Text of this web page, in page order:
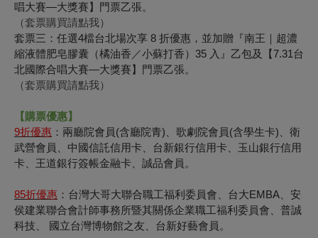
唱大賽—大獎賽】門票乙張。
（套票購買請點我）
套票三：任選4檔台北場次享 8 折優惠，並加贈『南王｜超濃
縮液體肥皂膠囊（橘油香／小蘇打香）35 入』乙包及【7.31台
北國際合唱大賽—大獎賽】門票乙張。
（套票購買請點我）
【購票優惠】
9折優惠 ：兩廳院會員(含廳院青)、歌劇院會員(含學生卡)、衛
武營會員、中國信託信用卡、台新銀行信用卡、玉山銀行信用
卡、王道銀行簽帳金融卡、誠品會員。
85折優惠 ：台灣大哥大聯合職工福利委員會、台大EMBA、安
侯建業聯合會計師事務所暨其關係企業職工福利委員會、普誠
科技、 國立台灣博物館之友、台新好藝會員。